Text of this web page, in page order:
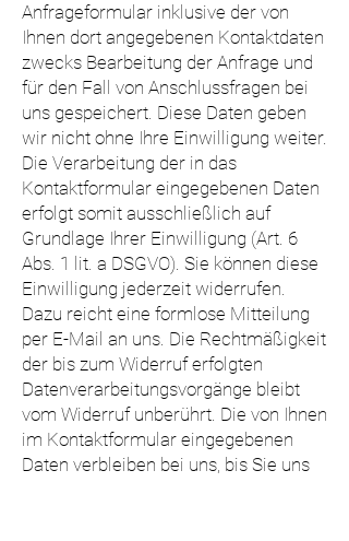
Anfrageformular inklusive der von
Ihnen dort angegebenen Kontaktdaten
zwecks Bearbeitung der Anfrage und
für den Fall von Anschlussfragen bei
uns gespeichert. Diese Daten geben
wir nicht ohne Ihre Einwilligung weiter.
Die Verarbeitung der in das
Kontaktformular eingegebenen Daten
erfolgt somit ausschließlich auf
Grundlage Ihrer Einwilligung (Art. 6
Abs. 1 lit. a DSGVO). Sie können diese
Einwilligung jederzeit widerrufen.
Dazu reicht eine formlose Mitteilung
per E-Mail an uns. Die Rechtmäßigkeit
der bis zum Widerruf erfolgten
Datenverarbeitungsvorgänge bleibt
vom Widerruf unberührt. Die von Ihnen
im Kontaktformular eingegebenen
Daten verbleiben bei uns, bis Sie uns